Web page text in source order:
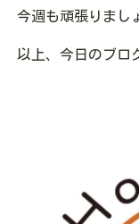
今週も頑張りまし
以上、今日のブロ